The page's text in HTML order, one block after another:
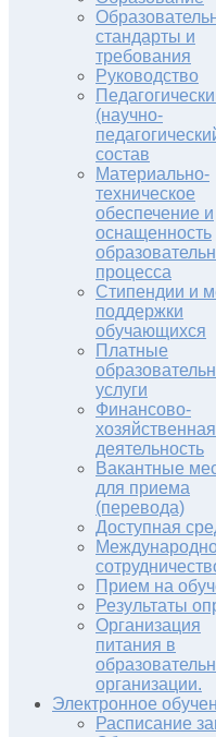
стандарты и
требования
Руководство
(научно-
состав
Материально-
техническое
обеспечение и
оснащенность
процесса
Стипендии и
поддержки
обучающихся
Платные
услуги
Финансово-
хозяйственная
деятельность
Вакантные
для приема
(перевода)
Доступная
Прием на
Результаты
Организация
питания в
организации.
Электронное
Расписание